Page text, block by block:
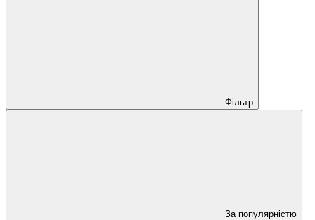
Фільтр
За популярністю